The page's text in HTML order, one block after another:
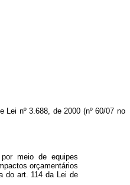
Lei nº 3.688, de 2000 (nº 60/07 no
meio de equipes
orçamentários
do art. 114 da Lei de